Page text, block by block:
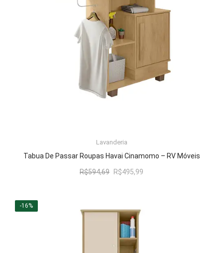
Lavanderia
Tabua De Passar Roupas Havai Cinamomo – RV Móveis
R$594,69 O
R$594,69.
R$495,99
LER MAIS
-16%